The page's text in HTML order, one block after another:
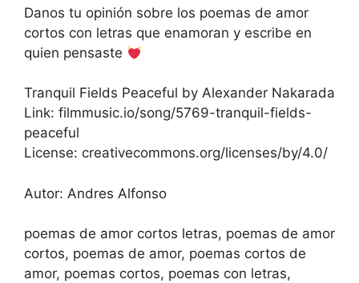
Danos tu opinión sobre los poemas de amor
cortos con letras que enamoran y escribe en
quien pensaste
Tranquil Fields Peaceful by Alexander Nakarada
Link: filmmusic.io/song/5769-tranquil-fields-
peaceful
License: creativecommons.org/licenses/by/4.0/
Autor: Andres Alfonso
poemas de amor cortos letras, poemas de amor
cortos, poemas de amor, poemas cortos de
amor, poemas cortos, poemas con letras,